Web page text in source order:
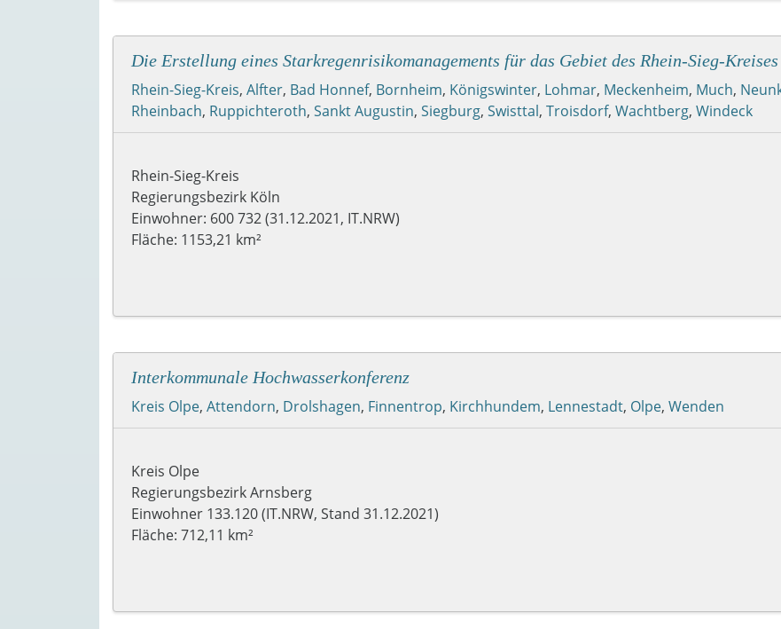
Die Erstellung eines Starkregenrisikomanagements für das Gebiet des Rhein-Sieg-Kreises
Rhein-Sieg-Kreis, Alfter, Bad Honnef, Bornheim, Königswinter, Lohmar, Meckenheim, Much,
Rheinbach, Ruppichteroth, Sankt Augustin, Siegburg, Swisttal, Troisdorf, Wachtberg, Windeck
Rhein-Sieg-Kreis
Regierungsbezirk Köln
Einwohner: 600 732 (31.12.2021, IT.NRW)
Fläche: 1153,21 km²
Interkommunale Hochwasserkonferenz
Kreis Olpe, Attendorn, Drolshagen, Finnentrop, Kirchhundem, Lennestadt, Olpe, Wenden
Kreis Olpe
Regierungsbezirk Arnsberg
Einwohner 133.120 (IT.NRW, Stand 31.12.2021)
Fläche: 712,11 km²